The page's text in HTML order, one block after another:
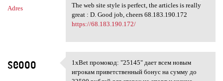
Adres
The web site style is perfect, the articles is really
great : D. Good job, cheers 68.183.190.172
https://68.183.190.172/
seooo
1xBet промокод: "25145" дает
1xBet промокод: "25145" дает всем новым
игрокам приветственный бонус на сумму до